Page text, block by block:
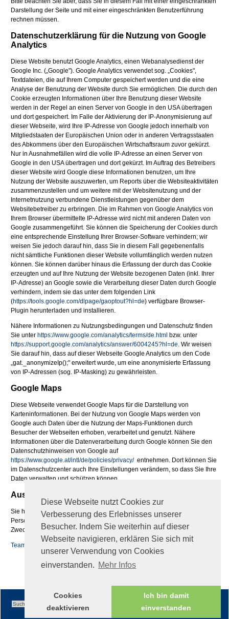
Diese Webseite nutzt Cookies zur
Verbesserung des Erlebnisses unserer
Besucher. Indem Sie weiterhin auf dieser
Webseite navigieren, erklären Sie sich mit
unserer Verwendung von Cookies
einverstanden. Mehr Infos
Cookies
deaktivieren
Ich bin damit
einverstanden
Darstellung der Seite und mit einer eingeschränkten Benutzerführung
rechnen müssen.
Datenschutzerklärung für die Nutzung von Google
Analytics
Diese Website benutzt Google Analytics, einen Webanalysedienst der
Google Inc. („Google"). Google Analytics verwendet sog. „Cookies",
Textdateien, die auf Ihrem Computer gespeichert werden und die eine
Analyse der Benutzung der Website durch Sie ermöglichen. Die durch den
Cookie erzeugten Informationen über Ihre Benutzung dieser Website
werden in der Regel an einen Server von Google in den USA übertragen
und dort gespeichert. Im Falle der Aktivierung der IP-Anonymisierung auf
dieser Webseite, wird Ihre IP-Adresse von Google jedoch innerhalb von
Mitgliedstaaten der Europäischen Union oder in anderen Vertragsstaaten
des Abkommens über den Europäischen Wirtschaftsraum zuvor gekürzt.
Nur in Ausnahmefällen wird die volle IP-Adresse an einen Server von
Google in den USA übertragen und dort gekürzt. Im Auftrag des Betreibers
dieser Website wird Google diese Informationen benutzen, um Ihre
Nutzung der Website auszuwerten, um Reports über die Websiteaktivitäten
zusammenzustellen und um weitere mit der Websitenutzung und der
Internetnutzung verbundene Dienstleistungen gegenüber dem
Websitebetreiber zu erbringen. Die im Rahmen von Google Analytics von
Ihrem Browser übermittelte IP-Adresse wird nicht mit anderen Daten von
Google zusammengeführt. Sie können die Speicherung der Cookies durch
eine entsprechende Einstellung Ihrer Browser-Software verhindern; wir
weisen Sie jedoch darauf hin, dass Sie in diesem Fall gegebenenfalls
nicht sämtliche Funktionen dieser Website vollumfänglich werden nutzen
können. Sie können darüber hinaus die Erfassung der durch das Cookie
erzeugten und auf Ihre Nutzung der Website bezogenen Daten (inkl. Ihrer
IP-Adresse) an Google sowie die Verarbeitung dieser Daten durch Google
verhindern, indem sie das unter dem folgenden Link
(https://tools.google.com/dlpage/gaoptout?hl=de) verfügbare Browser-
Plugin herunterladen und installieren.
Nähere Informationen zu Nutzungsbedingungen und Datenschutz finden
Sie unter https://www.google.com/analytics/terms/de.html bzw. unter
https://support.google.com/analytics/answer/6004245?hl=de. Wir weisen
Sie darauf hin, dass auf dieser Webseite Google Analytics um den Code
„gat._anonymizeIp();" erweitert wurde, um eine anonymisierte Erfassung
von IP-Adressen (sog. IP-Masking) zu gewährleisten.
Google Maps
Diese Webseite verwendet Google Maps für die Darstellung von
Karteninformationen. Bei der Nutzung von Google Maps werden von
Google auch Daten über die Nutzung der Maps-Funktionen durch
Besucher der Webseiten erhoben, verarbeitet und genutzt. Nähere
Informationen über die Datenverarbeitung durch Google können Sie den
Datenschutzhinweisen von Google auf
https://www.google.at/intl/de/policies/privacy/entnehmen. Dort können Sie
im Datenschutzcenter auch Ihre Einstellungen verändern, so dass Sie Ihre
Daten verwalten und schützen können.
Auskunftsrecht
Sie haben jederzeit das Recht auf Auskunft über die bezüglich Ihrer
Person gespeicherten Daten, deren Herkunft und Empfänger sowie den
Zweck der Speicherung
Teamviewer QS
fileadmin/global/TeamViewerQS_de.zip